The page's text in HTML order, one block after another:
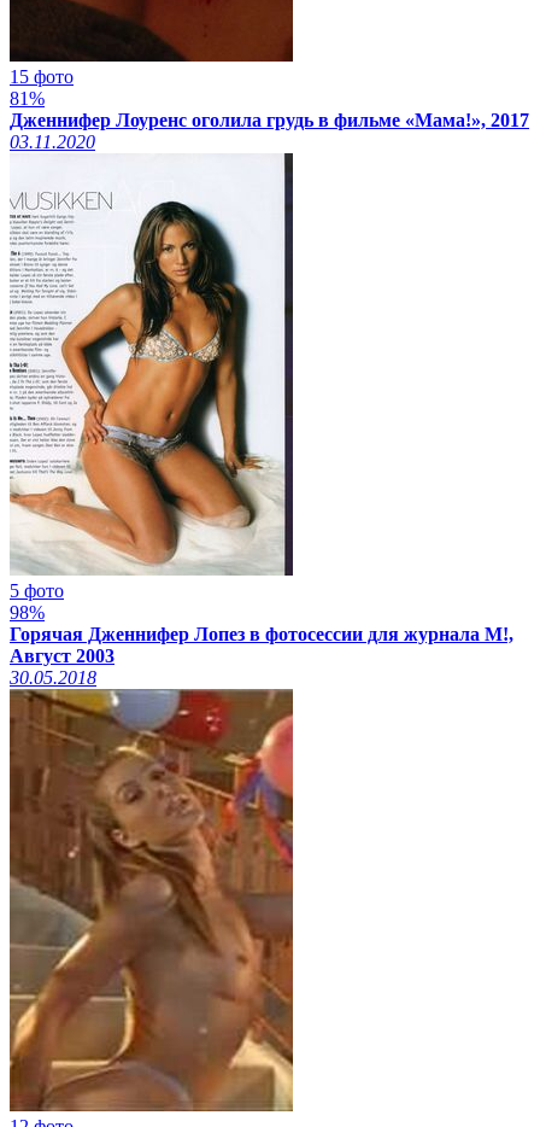
15 фото
81%
Дженнифер Лоуренс оголила грудь в фильме «Мама!», 2017
03.11.2020
5 фото
98%
Горячая Дженнифер Лопез в фотосессии для журнала M!,
Август 2003
30.05.2018